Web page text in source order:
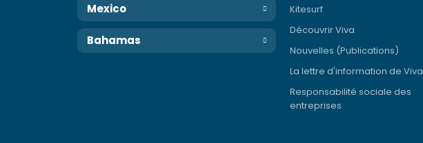
Mexico
Bahamas
Kitesurf
Découvrir Viva
Nouvelles (Publications)
La lettre d'information de Viva
Responsabilité sociale des
entreprises